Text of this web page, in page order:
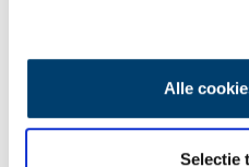
Alle
Selectie